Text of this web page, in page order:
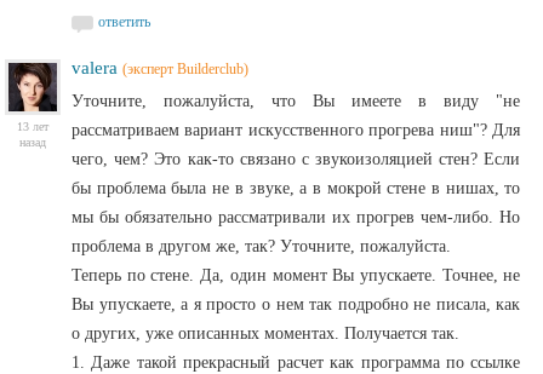
ответить
13 лет
назад
valera (эксперт Builderclub)
Уточните, пожалуйста, что Вы имеете в виду "не
рассматриваем вариант искусственного прогрева ниш"? Для
чего, чем? Это как-то связано с звукоизоляцией стен? Если
бы проблема была не в звуке, а в мокрой стене в нишах, то
мы бы обязательно рассматривали их прогрев чем-либо. Но
проблема в другом же, так? Уточните, пожалуйста.
Теперь по стене. Да, один момент Вы упускаете. Точнее, не
Вы упускаете, а я просто о нем так подробно не писала, как
о других, уже описанных моментах. Получается так.
1. Даже такой прекрасный расчет как программа по ссылке